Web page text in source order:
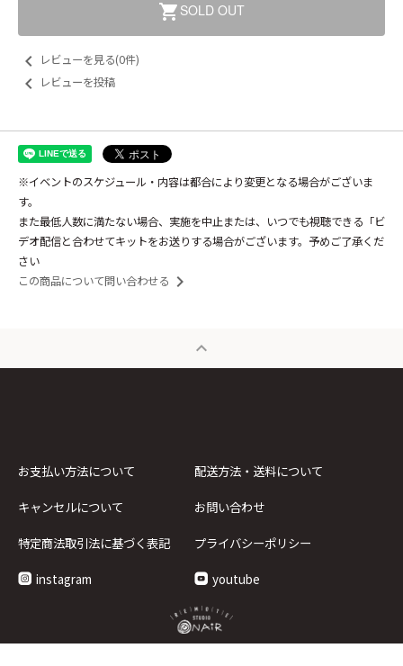
shopping_cart SOLD OUT
keyboard_arrow_left レビューを見る(0件)
keyboard_arrow_left レビューを投稿
※イベントのスケジュール・内容は都合により変更となる場合がございま
す。
また最低人数に満たない場合、実施を中止または、いつでも視聴できる「ビ
デオ配信と合わせてキットをお送りする場合がございます。予めご了承くだ
さい
この商品について問い合わせる keyboard_arrow_right
expand_less
お支払い方法について
配送方法・送料について
キャンセルについて
お問い合わせ
特定商法取引法に基づく表記
プライバシーポリシー
instagram
youtube
企画・運営 オン・タイム有限会社